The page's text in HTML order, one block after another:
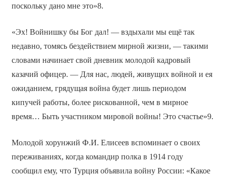
поскольку дано мне это»8.
«Эх! Войнишку бы Бог дал! — вздыхали мы ещё так
недавно, томясь бездействием мирной жизни, — такими
словами начинает свой дневник молодой кадровый
казачий офицер. — Для нас, людей, живущих войной и ея
ожиданием, грядущая война будет лишь периодом
кипучей работы, более рискованной, чем в мирное
время… Быть участником мировой войны! Это счастье»9.
Молодой хорунжий Ф.И. Елисеев вспоминает о своих
переживаниях, когда командир полка в 1914 году
сообщил ему, что Турция объявила войну России: «Какое